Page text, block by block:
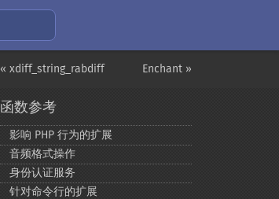
Enchant »
« xdiff_string_rabdiff
函数参考
影响 PHP 行为的扩展
音频格式操作
身份认证服务
针对命令行的扩展